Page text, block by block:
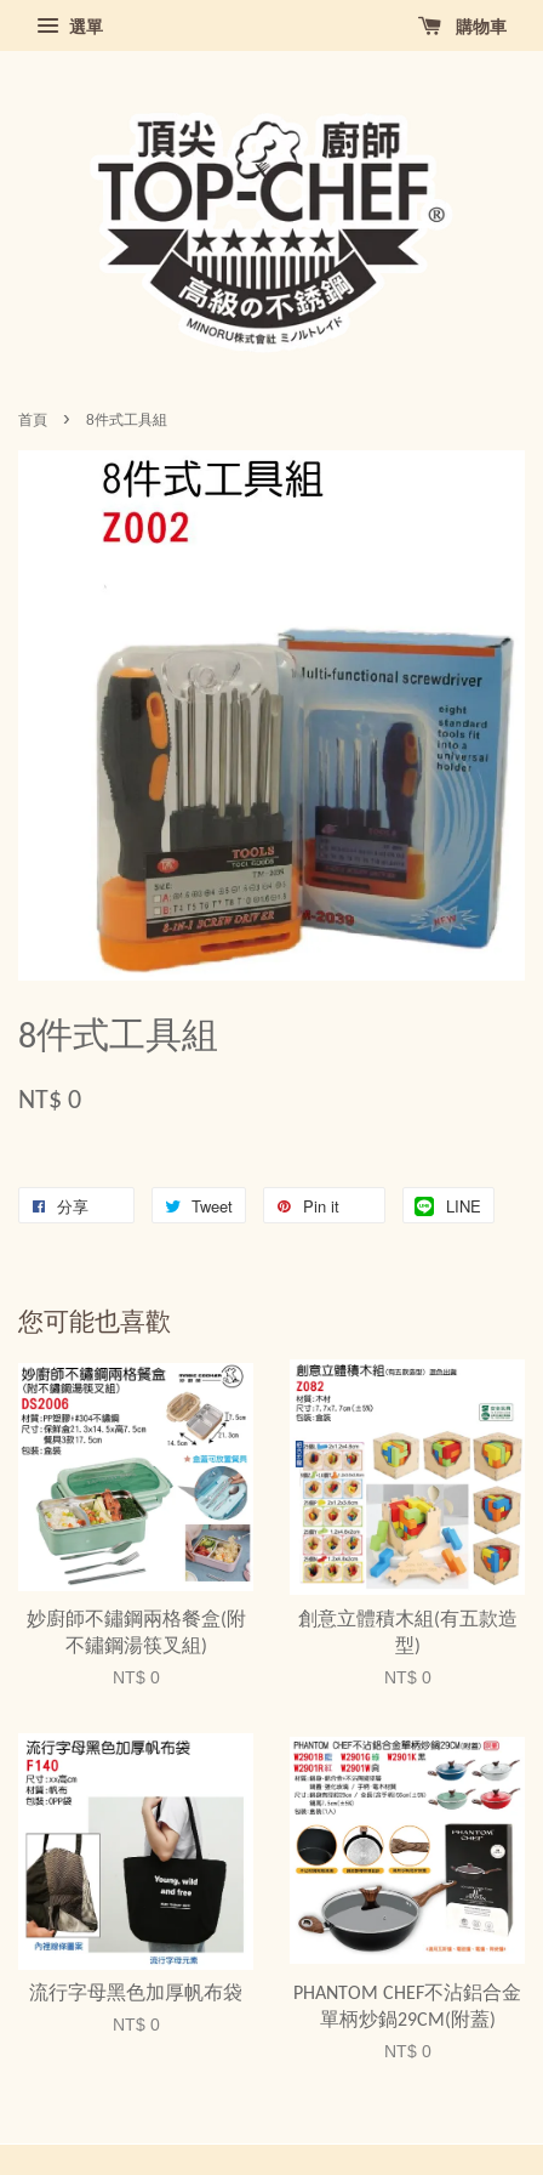
選單 購物車
首頁 › 8件式工具組
8件式工具組
NT$ 0
分享 Tweet Pin it LINE
您可能也喜歡
妙廚師不鏽鋼兩格餐盒(附
不鏽鋼湯筷叉組)
NT$ 0
創意立體積木組(有五款造
型)
NT$ 0
流行字母黑色加厚帆布袋
NT$ 0
PHANTOM CHEF不沾鋁合金
單柄炒鍋29CM(附蓋)
NT$ 0